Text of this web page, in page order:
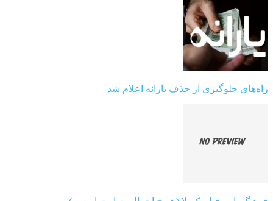
راه‌های جلوگیری از حذف یارانه اعلام شد